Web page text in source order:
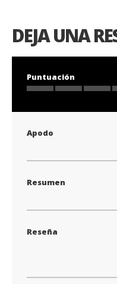
DEJA UNA
Puntuación
star
stars
stars
stars
stars
Apodo
Resumen
Reseña